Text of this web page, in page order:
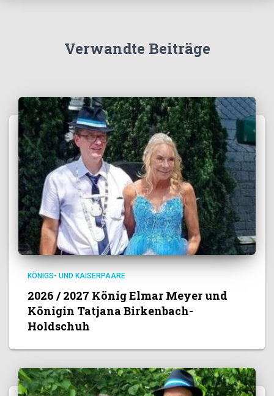
Verwandte Beiträge
KÖNIGS- UND KAISERPAARE
2026 / 2027 König Elmar Meyer und
Königin Tatjana Birkenbach-
Holdschuh